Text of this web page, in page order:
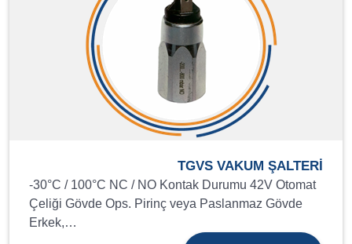
TGVS VAKUM ŞALTERİ
-30°C / 100°C NC / NO Kontak Durumu 42V Otomat
Çeliği Gövde Ops. Pirinç veya Paslanmaz Gövde
Erkek,…